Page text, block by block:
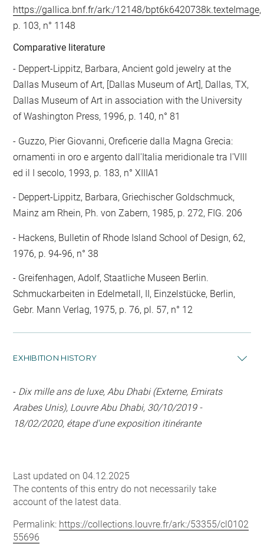
https://gallica.bnf.fr/ark:/12148/bpt6k6420738k.texteImage,
p. 103, n° 1148
Comparative literature
- Deppert-Lippitz, Barbara, Ancient gold jewelry at the
Dallas Museum of Art, [Dallas Museum of Art], Dallas, TX,
Dallas Museum of Art in association with the University
of Washington Press, 1996, p. 140, n° 81
- Guzzo, Pier Giovanni, Oreficerie dalla Magna Grecia:
ornamenti in oro e argento dall'Italia meridionale tra l'VIII
ed il I secolo, 1993, p. 183, n° XIIIA1
- Deppert-Lippitz, Barbara, Griechischer Goldschmuck,
Mainz am Rhein, Ph. von Zabern, 1985, p. 272, FIG. 206
- Hackens, Bulletin of Rhode Island School of Design, 62,
1976, p. 94-96, n° 38
- Greifenhagen, Adolf, Staatliche Museen Berlin.
Schmuckarbeiten in Edelmetall, II, Einzelstücke, Berlin,
Gebr. Mann Verlag, 1975, p. 76, pl. 57, n° 12
EXHIBITION HISTORY
- Dix mille ans de luxe, Abu Dhabi (Externe, Emirats
Arabes Unis), Louvre Abu Dhabi, 30/10/2019 -
18/02/2020, étape d'une exposition itinérante
Last updated on 04.12.2025
The contents of this entry do not necessarily take
account of the latest data.
Permalink: https://collections.louvre.fr/ark:/53355/cl0102
55696